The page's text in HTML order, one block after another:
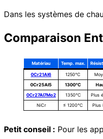
Dans les systèmes de
Comparaison
Matériau Temp. max.
0Cr21Al6 1250°C
0Cr25Al5 1300°C
0Cr27Al7Mo2 1350°C Plus
NiCr ≤ 1200°C Plus
Petit conseil : Pour les